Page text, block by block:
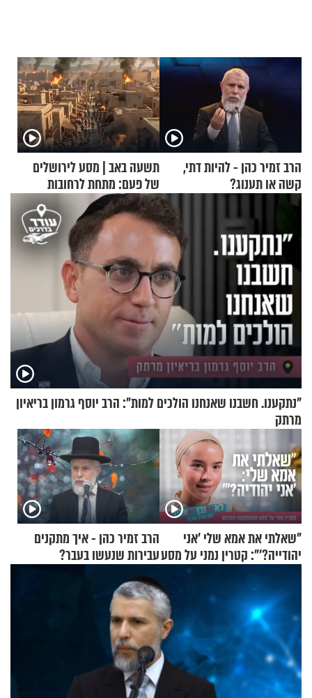
הרב זמיר כהן - להיות דתי,
קשה או תענוג?
תשעה באב | מסע לירושלים
של פעם: מתחת לרחובות
ירושלים
"נתקענו. חשבנו שאנחנו הולכים למות": הרב יוסף גרמון בריאיון
מרתק
"שאלתי את אמא שלי 'אני
יהודייה?'": קטרין נמני על מסע
ההתחזקות המרגש
הרב זמיר כהן - איך מתקנים
עבירות שנעשו בעבר?